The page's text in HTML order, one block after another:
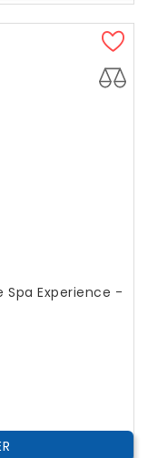
Spa Experience -